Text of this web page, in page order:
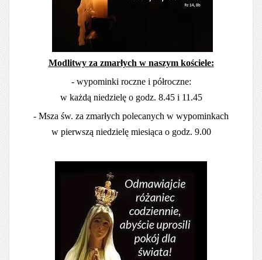
Modlitwy za zmarłych w naszym kościele:
- wypominki roczne i półroczne:
w każdą niedzielę o godz. 8.45 i 11.45
- Msza św. za zmarłych polecanych w wypominkach
w pierwszą niedzielę miesiąca o godz. 9.00